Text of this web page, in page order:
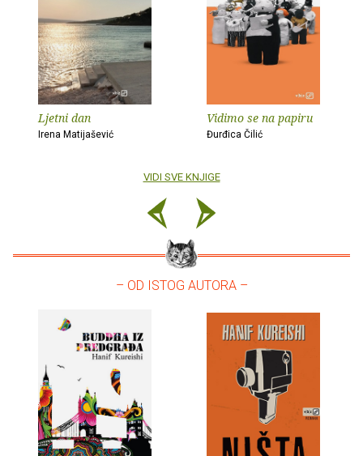
Ljetni dan
Irena Matijašević
Vidimo se na papiru
Đurđica Čilić
VIDI SVE KNJIGE
– OD ISTOG AUTORA –